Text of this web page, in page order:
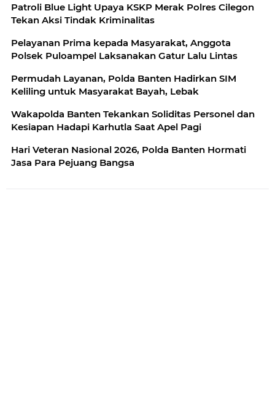
Patroli Blue Light Upaya KSKP Merak Polres Cilegon
Tekan Aksi Tindak Kriminalitas
Pelayanan Prima kepada Masyarakat, Anggota
Polsek Puloampel Laksanakan Gatur Lalu Lintas
Permudah Layanan, Polda Banten Hadirkan SIM
Keliling untuk Masyarakat Bayah, Lebak
Wakapolda Banten Tekankan Soliditas Personel dan
Kesiapan Hadapi Karhutla Saat Apel Pagi
Hari Veteran Nasional 2026, Polda Banten Hormati
Jasa Para Pejuang Bangsa